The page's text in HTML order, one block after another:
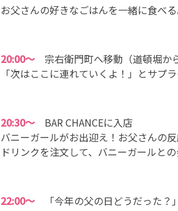
お父さんの好きなごはんを一緒に食べ
20:00〜 宗右衛門町へ移動（道頓堀か
「次はここに連れていくよ！」とサプ
20:30〜 BAR CHANCEに入店
バニーガールがお出迎え！お父さんの
ドリンクを注文して、バニーガールとの
22:00〜 「今年の父の日どうだった？」